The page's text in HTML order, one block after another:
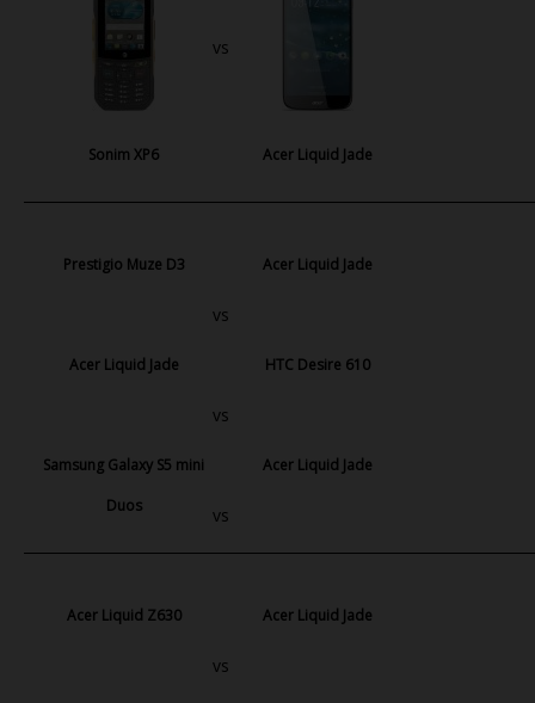
Sonim XP6
vs
Acer Liquid Jade
Prestigio Muze D3
vs
Acer Liquid Jade
Acer Liquid Jade
vs
HTC Desire 610
Samsung Galaxy S5 mini
Duos
vs
Acer Liquid Jade
Acer Liquid Z630
vs
Acer Liquid Jade